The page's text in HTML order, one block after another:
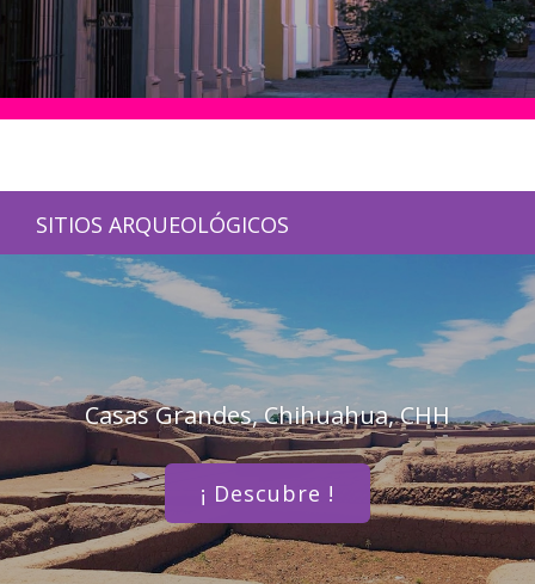
SITIOS ARQUEOLÓGICOS
Casas Grandes, Chihuahua, CHH
¡ Descubre !